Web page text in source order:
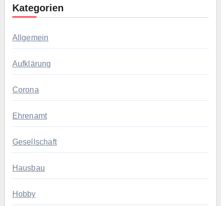
Kategorien
Allgemein
Aufklärung
Corona
Ehrenamt
Gesellschaft
Hausbau
Hobby